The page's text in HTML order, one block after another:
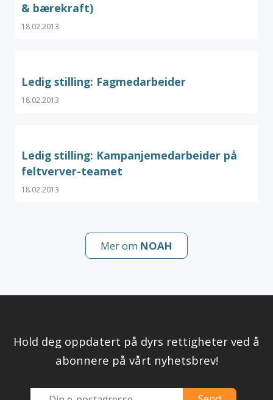
& bærekraft)
18.02.2013
Ledig stilling: Fagmedarbeider
18.02.2013
Ledig stilling: Kampanjemedarbeider på
feltverver-teamet
18.02.2013
Mer om NOAH
Hold deg oppdatert på dyrs rettigheter ved å
abonnere på vårt nyhetsbrev!